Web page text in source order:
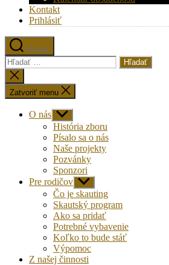
Kontakt
Prihlásiť
Hľadať
Vyhľadať:
Zatvoriť
vyhľadávanie
Zatvoriť menu
O nás Zobraziť
druhú
úroveň
navigácie
História zboru
Písalo sa o nás
Naše projekty
Pozvánky
Sponzori
Pre rodičov Zobraziť
druhú
úroveň
navigácie
Čo je skauting
Skautský program
Ako sa pridať
Potrebné vybavenie
Koľko to bude stáť
Výpomoc
Z našej činnosti